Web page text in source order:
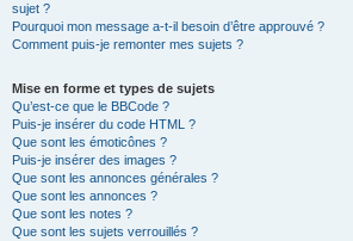
sujet ?
Pourquoi mon message a-t-il besoin d’être approuvé ?
Comment puis-je remonter mes sujets ?
Mise en forme et types de sujets
Qu’est-ce que le BBCode ?
Puis-je insérer du code HTML ?
Que sont les émoticônes ?
Puis-je insérer des images ?
Que sont les annonces générales ?
Que sont les annonces ?
Que sont les notes ?
Que sont les sujets verrouillés ?